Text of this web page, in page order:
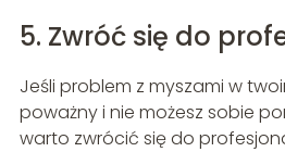
5. Zwróć się do
Jeśli problem z myszami w
poważny i nie możesz sobie
warto zwrócić się do